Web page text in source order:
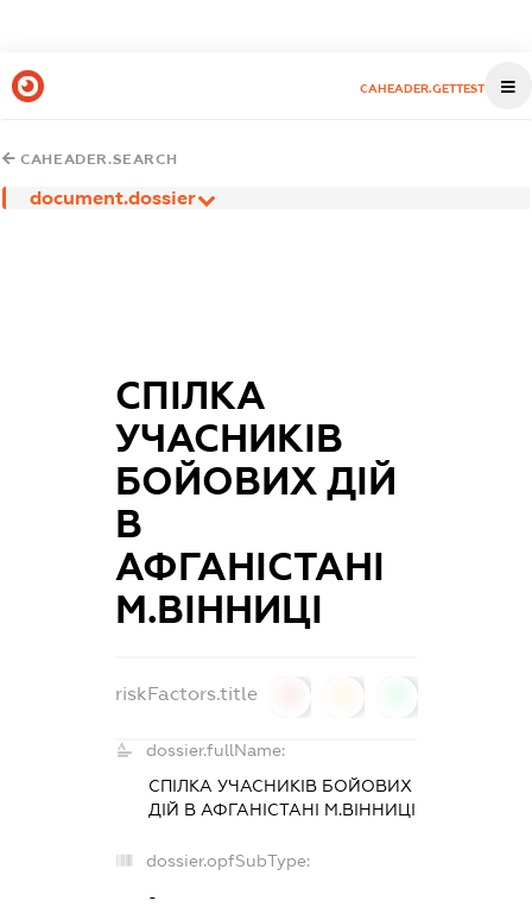
CAHEADER.GETTEST
CAHEADER.SEARCH
document.dossier
СПІЛКА
УЧАСНИКІВ
БОЙОВИХ ДІЙ
В
АФГАНІСТАНІ
М.ВІННИЦІ
riskFactors.title
dossier.fullName:
СПІЛКА УЧАСНИКІВ БОЙОВИХ
ДІЙ В АФГАНІСТАНІ М.ВІННИЦІ
dossier.opfSubType:
-